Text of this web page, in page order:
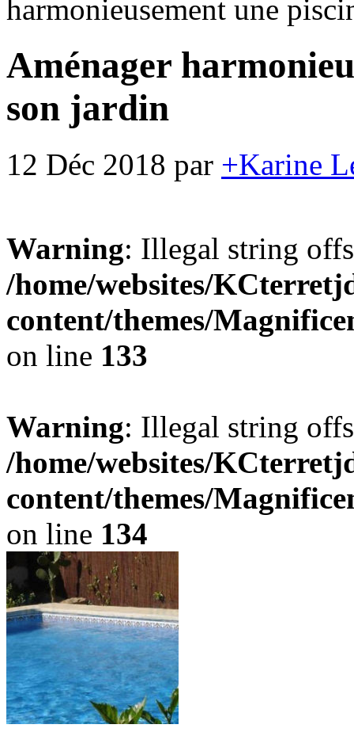
harmonieusement une
Aménager
son jardin
12 Déc 2018 par +Karine
Warning: Illegal string
/home/websites/
content/themes/
on line 133
Warning: Illegal string
/home/websites/
content/themes/
on line 134